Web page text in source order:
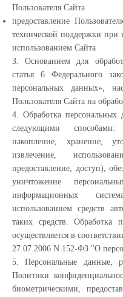
Пользователя Сайта
предоставление
технической поддержки при
использованием Сайта
3. Основанием для
статья 6 Федерального
персональных данных»,
Пользователя Сайта на
4. Обработка персональных
следующими способами:
накопление, хранение,
извлечение,
предоставление, доступ),
уничтожение
информационных
использованием средств
таких средств. Обработка
осуществляется в
27.07.2006 N 152-ФЗ "О
5. Персональные данные,
Политики
биометрическими,